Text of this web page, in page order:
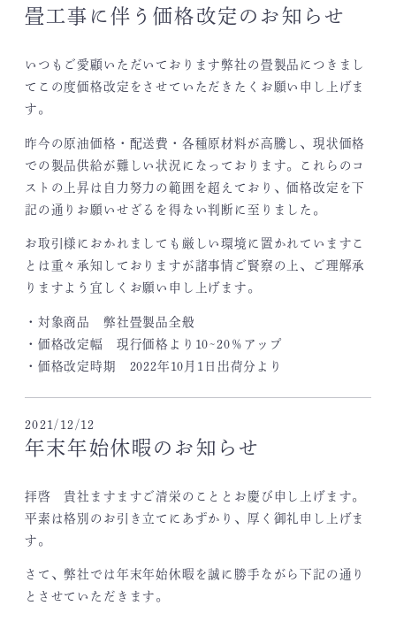
畳工事に伴う価格改定のお知らせ
いつもご愛顧いただいております弊社の畳製品につきまし
てこの度価格改定をさせていただきたくお願い申し上げま
す。
昨今の原油価格・配送費・各種原材料が高騰し、現状価格
での製品供給が難しい状況になっております。これらのコ
ストの上昇は自力努力の範囲を超えており、価格改定を下
記の通りお願いせざるを得ない判断に至りました。
お取引様におかれましても厳しい環境に置かれていますこ
とは重々承知しておりますが諸事情ご賢察の上、ご理解承
りますよう宜しくお願い申し上げます。
・対象商品 弊社畳製品全般
・価格改定幅 現行価格より10~20％アップ
・価格改定時期 2022年10月1日出荷分より
2021/12/12
年末年始休暇のお知らせ
拝啓 貴社ますますご清栄のこととお慶び申し上げます。
平素は格別のお引き立てにあずかり、厚く御礼申し上げま
す。
さて、弊社では年末年始休暇を誠に勝手ながら下記の通り
とさせていただきます。